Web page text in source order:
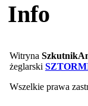
Info
Witryna
żeglarski
Wszelkie prawa